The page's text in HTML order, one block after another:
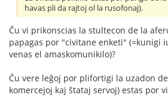
havas pli da rajtoj ol la rusofonaj).
Ĉu vi prikonscias la stultecon de la
papagas por "civitane enketi" (=kunigi
venas el amaskomunikilo)?
Ĉu vere leĝoj por plifortigi la uzadon
komercejoj kaj ŝtataj servoj) estas por